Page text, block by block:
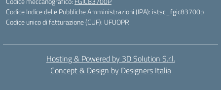
Codice Indice delle Pubbliche Amministrazioni (IPA): istsc_fgic83700p
Codice unico di fatturazione (CUF): UFUOPR
Hosting & Powered by 3D Solution S.r.l.
Concept & Design by Designers Italia